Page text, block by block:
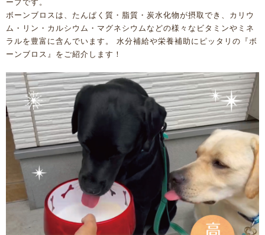
ボーンブロスは、たんぱく質・脂質・炭水化物が摂取でき、カリウ
ム・リン・カルシウム・マグネシウムなどの様々なビタミンやミネ
ラルを豊富に含んでいます。 水分補給や栄養補助にピッタリの『ボ
ーンブロス』をご紹介します！